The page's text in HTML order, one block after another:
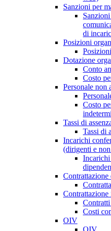
Sanzioni per
di
Posizioni
Dotazione
Conto
Costo
Personale non
Costo
Tassi di
Tassi di
Incarichi
(dirigenti e
Contrattazione
Contrattazione
Costi
OIV
OIV